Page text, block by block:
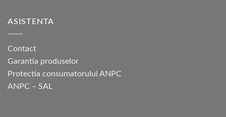
ASISTENTA
Contact
Garantia produselor
Protectia consumatorului ANPC
ANPC – SAL